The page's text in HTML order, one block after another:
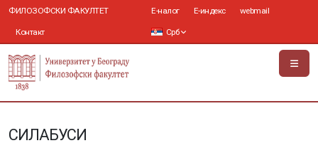
ФИЛОЗОФСКИ ФАКУЛТЕТ
Контакт
Е-налог Е-индекс webmail
Срб
СИЛАБУСИ